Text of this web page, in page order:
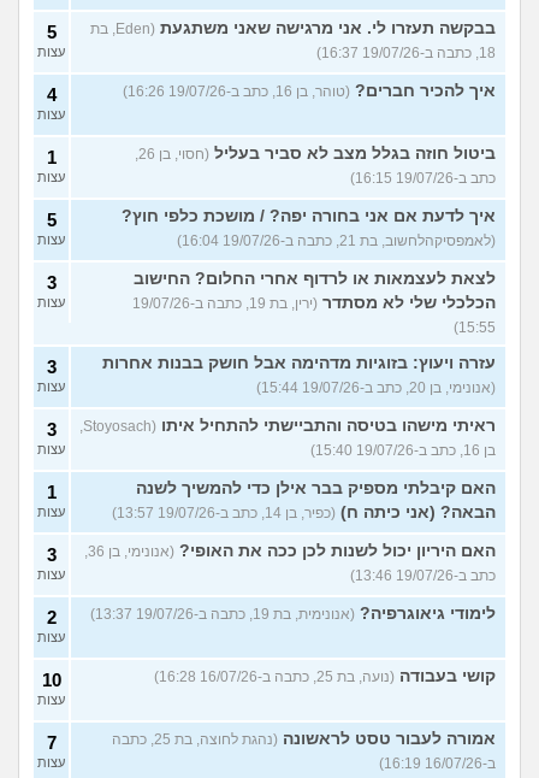
בבקשה תעזרו לי. אני מרגישה שאני משתגעת
(Eden, בת
18, כתבה ב-19/07/26 16:37)
5
עצות
איך להכיר חברים? (טוהר, בן 16, כתב ב-19/07/26 16:26) 4
עצות
ביטול חוזה בגלל מצב לא סביר בעליל
(חסוי, בן 26,
כתב ב-19/07/26 16:15)
1
עצות
איך לדעת אם אני בחורה יפה? / מושכת כלפי חוץ?
(לאמפסיקהלחשוב, בת 21, כתבה ב-19/07/26 16:04)
5
עצות
לצאת לעצמאות או לרדוף אחרי החלום? החישוב
הכלכלי שלי לא מסתדר
(ירין, בת 19, כתבה ב-19/07/26
15:55)
3
עצות
עזרה ויעוץ: בזוגיות מדהימה אבל חושק בבנות אחרות
(אנונימי, בן 20, כתב ב-19/07/26 15:44)
3
עצות
ראיתי מישהו בטיסה והתביישתי להתחיל איתו
(Stoyosach,
בן 16, כתב ב-19/07/26 15:40)
3
עצות
האם קיבלתי מספיק בבר אילן כדי להמשיך לשנה
הבאה? (אני כיתה ח) (כפיר, בן 14, כתב ב-19/07/26 13:57)
1
עצות
האם היריון יכול לשנות לכן ככה את האופי?
(אנונימי, בן 36,
כתב ב-19/07/26 13:46)
3
עצות
לימודי גיאוגרפיה? (אנונימית, בת 19, כתבה ב-19/07/26 13:37) 2
עצות
קושי בעבודה (נועה, בת 25, כתבה ב-16/07/26 16:28) 10
עצות
אמורה לעבור טסט לראשונה
(נהגת לחוצה, בת 25, כתבה
ב-16/07/26 16:19)
7
עצות